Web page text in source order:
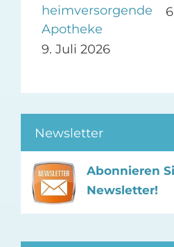
heimversorgende
Apotheke
9. Juli 2026
Newsletter
Abonnieren
Newsletter!